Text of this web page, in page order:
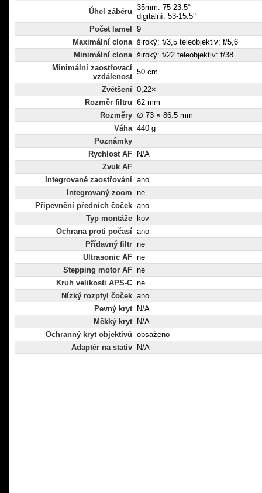
Úhel záběru 35mm: 75-23.5°
digitální: 53-15.5°
Počet lamel
9
Maximální clona široký: f/3,5 teleobjektiv: f/5,6
Minimální clona široký: f/22 teleobjektiv: f/38
Minimální zaostřovací
vzdálenost
50 cm
Zvětšení 0,22×
Rozměr filtru 62 mm
Rozměry ∅ 73 × 86.5 mm
Váha 440 g
Poznámky
Rychlost AF
N/A
Zvuk AF
Integrované zaostřování ano
Integrovaný zoom ne
Připevnění předních čoček ano
Typ montáže
kov
Ochrana proti počasí ano
Přídavný filtr ne
Ultrasonic AF ne
Stepping motor AF ne
Kruh velikosti APS-C ne
Nízký rozptyl čoček ano
Pevný kryt
N/A
Měkký kryt
N/A
Ochranný kryt objektivů obsaženo
Adaptér na stativ
N/A